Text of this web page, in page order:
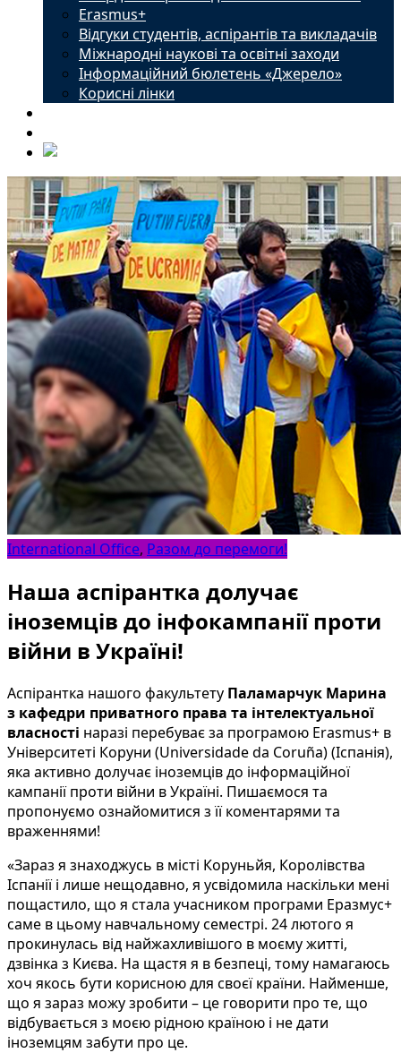
Erasmus+
Відгуки студентів, аспірантів та викладачів
Міжнародні наукові та освітні заходи
Інформаційний бюлетень «Джерело»
Корисні лінки
International Office, Разом до перемоги!
Наша аспірантка долучає
іноземців до інфокампанії проти
війни в Україні!
Аспірантка нашого факультету Паламарчук Марина
з кафедри приватного права та інтелектуальної
власності наразі перебуває за програмою Erasmus+ в
Університеті Коруни (Universidade da Coruña) (Іспанія),
яка активно долучає іноземців до інформаційної
кампанії проти війни в Україні. Пишаємося та
пропонуємо ознайомитися з її коментарями та
враженнями!
«Зараз я знаходжусь в місті Коруньйя, Королівства
Іспанії і лише нещодавно, я усвідомила наскільки мені
пощастило, що я стала учасником програми Еразмус+
саме в цьому навчальному семестрі. 24 лютого я
прокинулась від найжахливішого в моєму житті,
дзвінка з Києва. На щастя я в безпеці, тому намагаюсь
хоч якось бути корисною для своєї країни. Найменше,
що я зараз можу зробити – це говорити про те, що
відбувається з моєю рідною країною і не дати
іноземцям забути про це.